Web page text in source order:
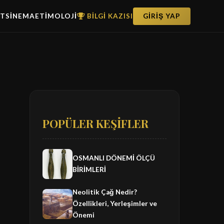
SİNEMAETİMOLOJİ BİLGİ KAZISI GİRİŞ YAP
POPÜLER KEŞİFLER
OSMANLI DÖNEMİ ÖLÇÜ
BİRİMLERİ
Neolitik Çağ Nedir?
Özellikleri, Yerleşimler ve
Önemi